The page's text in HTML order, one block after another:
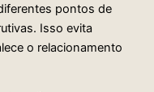
pontos de
Isso evita
o relacionamento